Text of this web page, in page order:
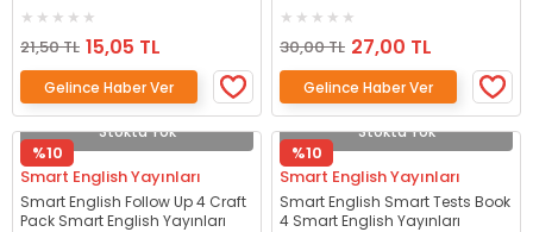
21,50 TL 15,05 TL
Gelince Haber Ver
30,00 TL 27,00 TL
Gelince Haber Ver
Stokta Yok
%10
Smart English Yayınları
Smart English Follow Up 4 Craft
Pack Smart English Yayınları
Stokta Yok
%10
Smart English Yayınları
Smart English Smart Tests Book
4 Smart English Yayınları